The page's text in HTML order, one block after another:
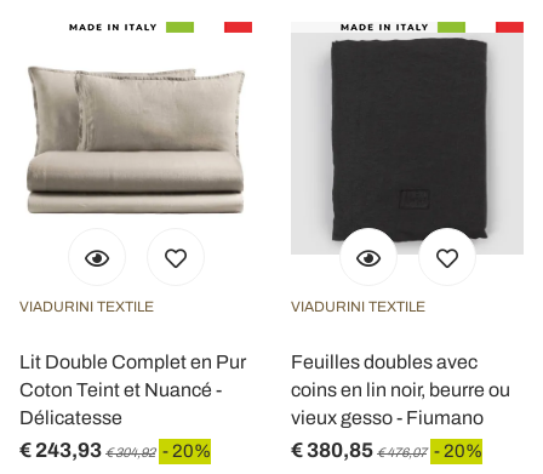
VIADURINI TEXTILE
Lit Double Complet en Pur
Coton Teint et Nuancé -
Délicatesse
€ 243,93 € 304,92 - 20%
VIADURINI TEXTILE
Feuilles doubles avec
coins en lin noir, beurre ou
vieux gesso - Fiumano
€ 380,85 € 476,07 - 20%